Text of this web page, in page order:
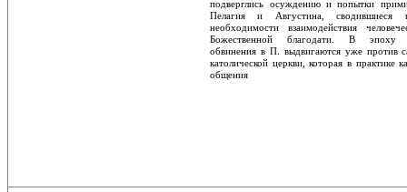
подверглись осуждению и попытки
Пелагия и Августина,
необходимости взаимодействия
Божественной благодати. В
обвинения в П. вы­двигаются уже против
католической церкви, которая в практике
общения